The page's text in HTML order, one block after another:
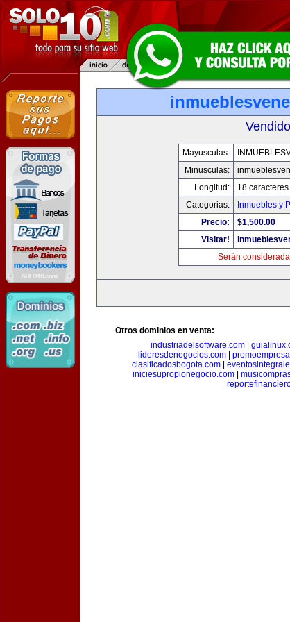
Mayusculas:
Minusculas:
Longitud:
18 caracteres
Categorias:
Inmuebles y
Precio:
$1,500.00
Visitar!
Serán
Otros dominios en venta:
industriadelsoftware.com|
lideresdenegocios.com
clasificadosbogota.com
iniciesupropionegocio.com